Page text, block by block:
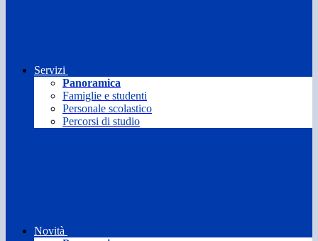
Servizi
Panoramica
Famiglie e studenti
Personale scolastico
Percorsi di studio
Novità